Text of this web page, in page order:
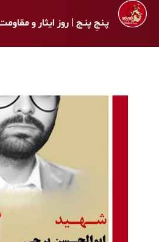
پـنجِ پنـج | روز ایثار و